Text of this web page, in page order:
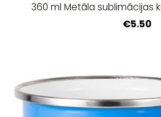
360 ml Metāla sublimācijas
€5.50